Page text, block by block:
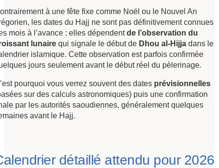
à une fête fixe comme Noël ou le Nouvel An
les dates du Hajj ne sont pas définitivement connues
mois à l’avance : elles dépendentde l’observation du
lunaire qui signale le début de Dhou al-Hijja dans le
islamique. Cette observation est parfois confirmée
jours seulement avant le début réel du pèlerinage.
pourquoi vous verrez souvent des dates prévisionnelles
sur des calculs astronomiques) puis une confirmation
par les autorités saoudiennes, généralement quelques
avant le Hajj.
détaillé attendu pour 2026